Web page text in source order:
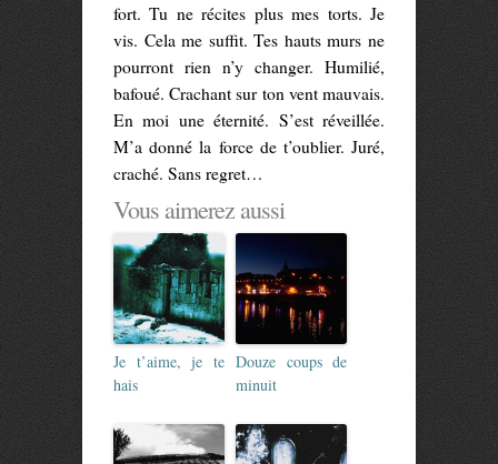
fort. Tu ne récites plus mes torts. Je
vis. Cela me suffit. Tes hauts murs ne
pourront rien n’y changer. Humilié,
bafoué. Crachant sur ton vent mauvais.
En moi une éternité. S’est réveillée.
M’a donné la force de t’oublier. Juré,
craché. Sans regret…
Vous aimerez aussi
Je t’aime, je te
hais
Douze coups de
minuit